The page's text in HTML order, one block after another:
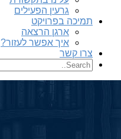
גרעין הפעילים
תמיכה בפרויקט
ארגן הרצאה
איך אפשר לעזור?
צרו קשר